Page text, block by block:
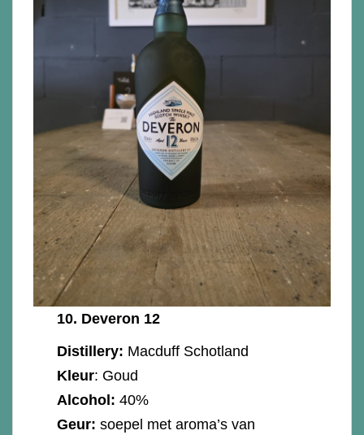
10. Deveron 12
Distillery: Macduff Schotland
Kleur: Goud
Alcohol: 40%
Geur:soepel met aroma’s van